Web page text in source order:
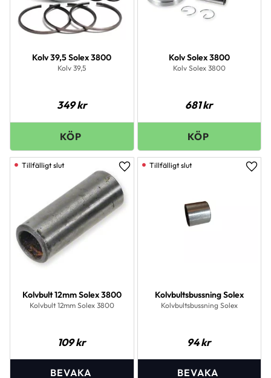
Kolv 39,5 Solex 3800
Kolv 39,5
349kr
Kolv Solex 3800
Kolv Solex 3800
681kr
Kolvbult 12mm Solex 3800
Kolvbult 12mm Solex 3800
109kr
Lägg till i favoriter
Kolvbultsbussning Solex
Kolvbultsbussning Solex
94kr